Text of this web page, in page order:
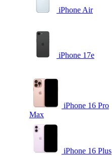
iPhone Air
iPhone 17e
iPhone 16 Pro
Max
iPhone 16 Plus